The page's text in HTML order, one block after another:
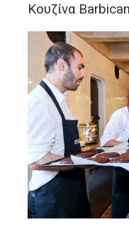
Κουζίνα